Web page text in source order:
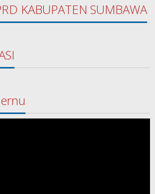
KABUPATEN SUMBAWA